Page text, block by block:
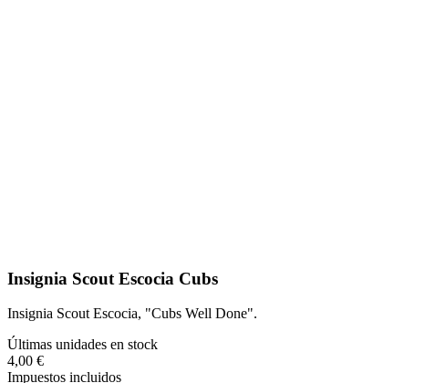
Insignia Scout Escocia Cubs
Insignia Scout Escocia, "Cubs Well Done".
Últimas unidades en stock
4,00 €
Impuestos incluidos